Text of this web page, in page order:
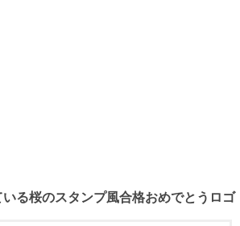
る桜のスタンプ風合格おめでとうロゴ